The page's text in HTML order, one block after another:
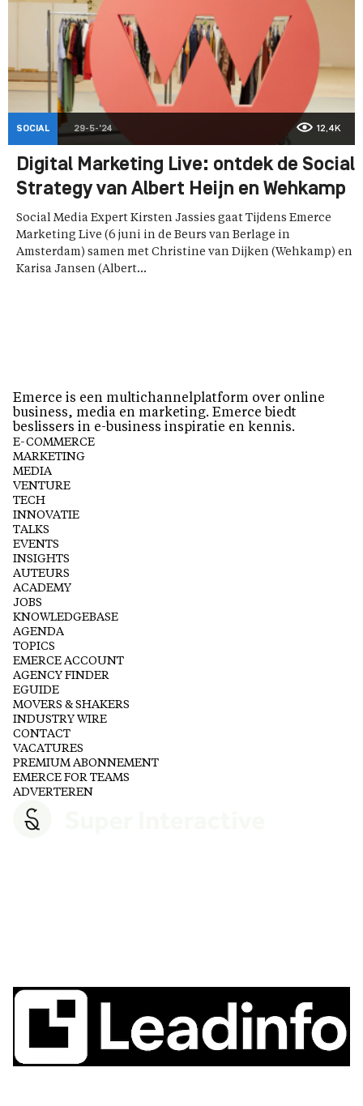
SOCIAL 29-5-'24 12,4K
Digital Marketing Live: ontdek de Social
Strategy van Albert Heijn en Wehkamp
Social Media Expert Kirsten Jassies gaat Tijdens Emerce
Marketing Live (6 juni in de Beurs van Berlage in
Amsterdam) samen met Christine van Dijken (Wehkamp) en
Karisa Jansen (Albert...
Emerce is een multichannelplatform over online
business, media en marketing. Emerce biedt
beslissers in e-business inspiratie en kennis.
E-COMMERCE
MARKETING
MEDIA
VENTURE
TECH
INNOVATIE
TALKS
EVENTS
INSIGHTS
AUTEURS
ACADEMY
JOBS
KNOWLEDGEBASE
AGENDA
TOPICS
EMERCE ACCOUNT
AGENCY FINDER
EGUIDE
MOVERS & SHAKERS
INDUSTRY WIRE
CONTACT
VACATURES
PREMIUM ABONNEMENT
EMERCE FOR TEAMS
ADVERTEREN